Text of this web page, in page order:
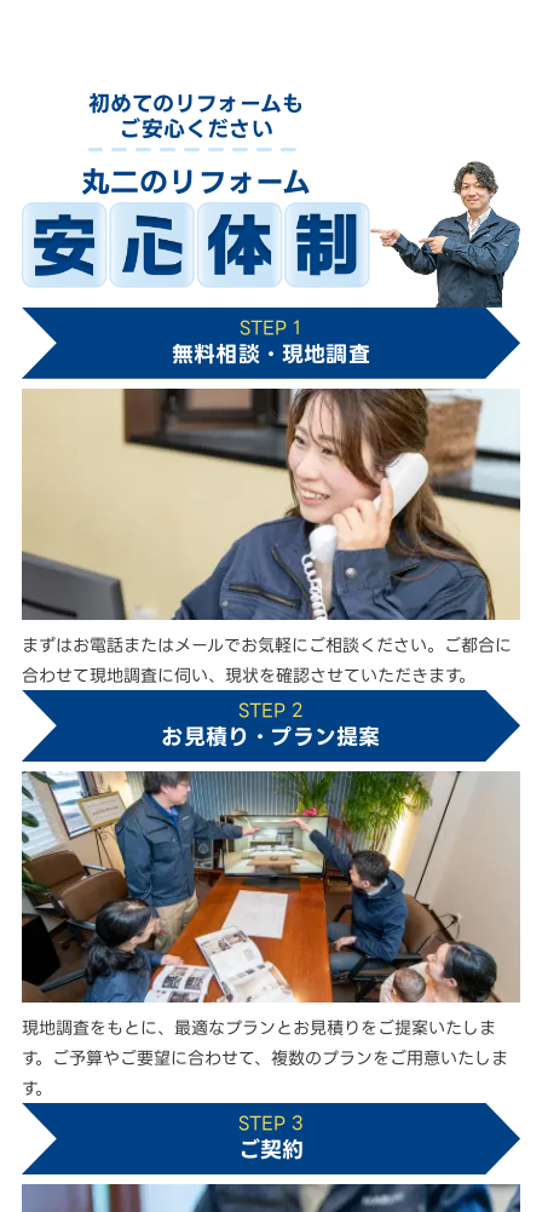
初めてのリフォームも
ご安心ください
丸二のリフォーム
STEP 1
無料相談・現地調査
まずはお電話またはメールでお気軽にご相談ください。ご都合に
合わせて現地調査に伺い、現状を確認させていただきます。
STEP 2
お見積り・プラン提案
現地調査をもとに、最適なプランとお見積りをご提案いたしま
す。ご予算やご要望に合わせて、複数のプランをご用意いたしま
す。
STEP 3
ご契約